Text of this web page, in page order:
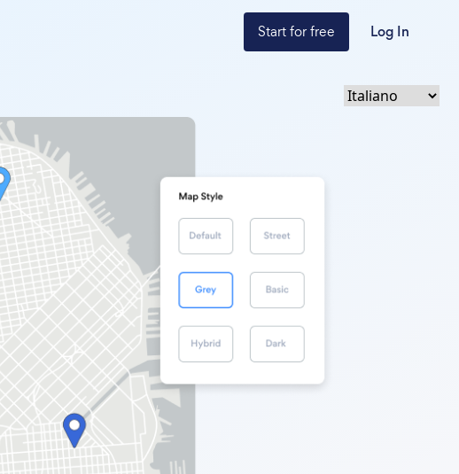
Start for free Log In